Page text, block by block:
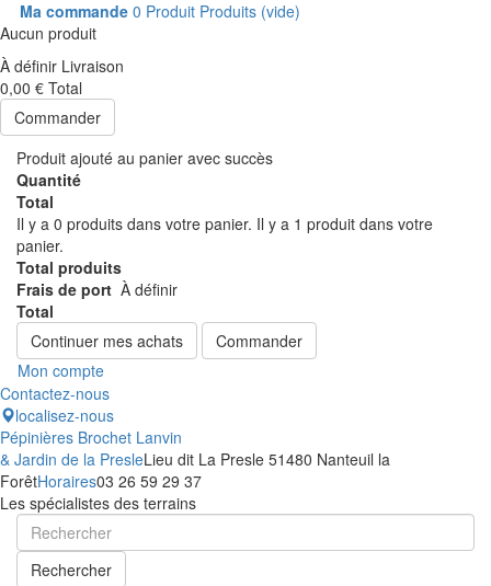
Ma commande 0 Produit Produits (vide)
Aucun produit
À définir Livraison
0,00 € Total
Commander
Produit ajouté au panier avec succès
Quantité
Total
Il y a 0 produits dans votre panier. Il y a 1 produit dans votre
panier.
Total produits
Frais de port À définir
Total
Continuer mes achats
Commander
Mon compte
Contactez-nous
localisez-nous
Pépinières Brochet Lanvin
& Jardin de la PresleLieu dit La Presle 51480 Nanteuil la
ForêtHoraires03 26 59 29 37
Les spécialistes des terrains
Rechercher